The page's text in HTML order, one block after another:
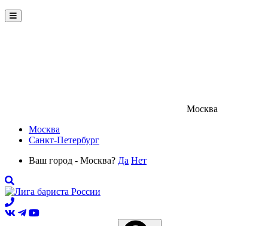
Menu
Москва
Москва
Санкт-Петербург
Ваш город - Москва? Да Нет